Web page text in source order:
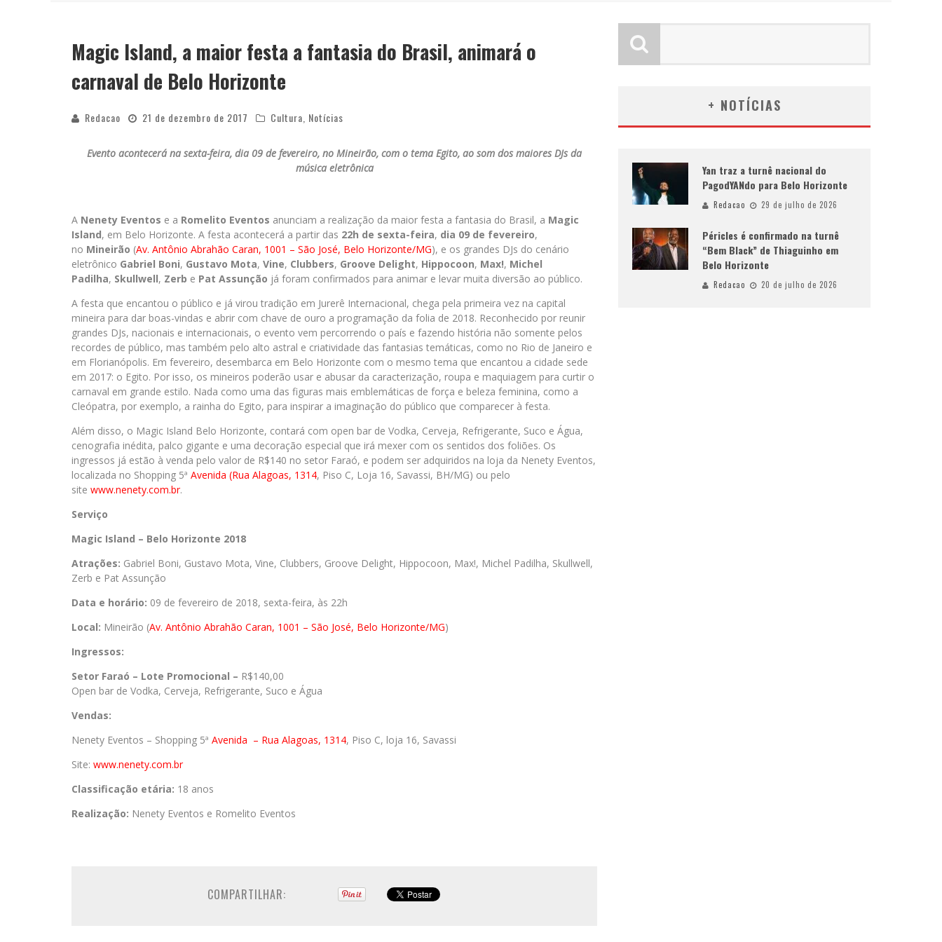
YAN TRAZ A TURNÊ NACIONAL DO PAGODYANDO PARA BELO HORIZONTE
Magic Island, a maior festa a fantasia do Brasil, animará o
carnaval de Belo Horizonte
Redacao 21 de dezembro de 2017 Cultura Notícias
Evento acontecerá na sexta-feira, dia 09 de fevereiro, no Mineirão, com o tema Egito, ao som dos maiores DJs da
música eletrônica
A Nenety Eventos e a Romelito Eventos anunciam a realização da maior festa a fantasia do Brasil, a Magic
Island, em Belo Horizonte. A festa acontecerá a partir das 22h de sexta-feira, dia 09 de fevereiro,
no Mineirão (Av. Antônio Abrahão Caran, 1001 – São José, Belo Horizonte/MG), e os grandes DJs do cenário
eletrônico Gabriel Boni, Gustavo Mota, Vine, Clubbers, Groove Delight, Hippocoon, Max!, Michel
Padilha, Skullwell, Zerb e Pat Assunção já foram confirmados para animar e levar muita diversão ao público.
A festa que encantou o público e já virou tradição em Jurerê Internacional, chega pela primeira vez na capital
mineira para dar boas-vindas e abrir com chave de ouro a programação da folia de 2018. Reconhecido por reunir
grandes DJs, nacionais e internacionais, o evento vem percorrendo o país e fazendo história não somente pelos
recordes de público, mas também pelo alto astral e criatividade das fantasias temáticas, como no Rio de Janeiro e
em Florianópolis. Em fevereiro, desembarca em Belo Horizonte com o mesmo tema que encantou a cidade sede
em 2017: o Egito. Por isso, os mineiros poderão usar e abusar da caracterização, roupa e maquiagem para curtir o
carnaval em grande estilo. Nada como uma das figuras mais emblemáticas de força e beleza feminina, como a
Cleópatra, por exemplo, a rainha do Egito, para inspirar a imaginação do público que comparecer à festa.
Além disso, o Magic Island Belo Horizonte, contará com open bar de Vodka, Cerveja, Refrigerante, Suco e Água,
cenografia inédita, palco gigante e uma decoração especial que irá mexer com os sentidos dos foliões. Os
ingressos já estão à venda pelo valor de R$140 no setor Faraó, e podem ser adquiridos na loja da Nenety Eventos,
localizada no Shopping 5ª Avenida (Rua Alagoas, 1314, Piso C, Loja 16, Savassi, BH/MG) ou pelo
site www.nenety.com.br.
Serviço
Magic Island – Belo Horizonte 2018
Atrações: Gabriel Boni, Gustavo Mota, Vine, Clubbers, Groove Delight, Hippocoon, Max!, Michel Padilha, Skullwell,
Zerb e Pat Assunção
Data e horário: 09 de fevereiro de 2018, sexta-feira, às 22h
Local: Mineirão (Av. Antônio Abrahão Caran, 1001 – São José, Belo Horizonte/MG)
Ingressos:
Setor Faraó – Lote Promocional – R$140,00
Open bar de Vodka, Cerveja, Refrigerante, Suco e Água
Vendas:
Nenety Eventos – Shopping 5ª Avenida – Rua Alagoas, 1314, Piso C, loja 16, Savassi
Site: www.nenety.com.br
Classificação etária: 18 anos
Realização: Nenety Eventos e Romelito Eventos
COMPARTILHAR:
+ NOTÍCIAS
Yan traz a turnê nacional do
PagodYANdo para Belo Horizonte
Redacao 29 de julho de 2026
Péricles é confirmado na turnê
“Bem Black” de Thiaguinho em
Belo Horizonte
Redacao 20 de julho de 2026